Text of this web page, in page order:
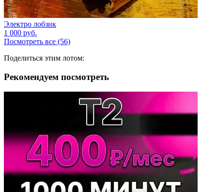
Электро лобзик
1 000 руб.
Посмотреть все (56)
Поделиться этим лотом:
Рекомендуем посмотреть